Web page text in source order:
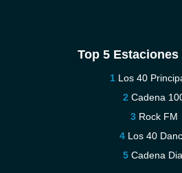
Top 5
Los 40
Cadena
Rock FM
Los 40
Cadena